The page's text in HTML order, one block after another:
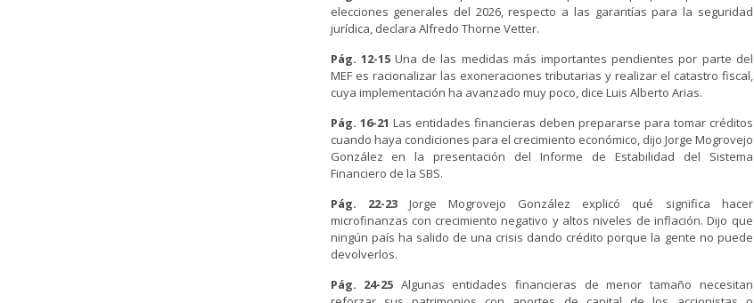
elecciones generales del 2026, respecto a las garantías para la seguridad
jurídica, declara Alfredo Thorne Vetter.
Pág. 12-15Una de las medidas más importantes pendientes por parte del
MEF es racionalizar las exoneraciones tributarias y realizar el catastro fiscal,
cuya implementación ha avanzado muy poco, dice Luis Alberto Arias.
Pág. 16-21 Las entidades financieras deben prepararse para tomar créditos
cuando haya condiciones para el crecimiento económico, dijo Jorge Mogrovejo
González en la presentación del Informe de Estabilidad del Sistema
Financiero de la SBS.
Pág. 22-23 Jorge Mogrovejo González explicó qué significa hacer
microfinanzas con crecimiento negativo y altos niveles de inflación. Dijo que
ningún país ha salido de una crisis dando crédito porque la gente no puede
devolverlos.
Pág. 24-25 Algunas entidades financieras de menor tamaño necesitan